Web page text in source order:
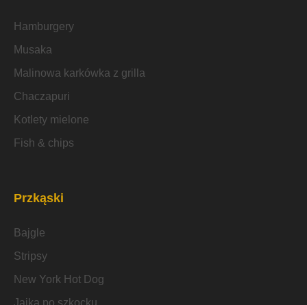
Hamburgery
Musaka
Malinowa karkówka z grilla
Chaczapuri
Kotlety mielone
Fish & chips
Przkąski
Bajgle
Stripsy
New York Hot Dog